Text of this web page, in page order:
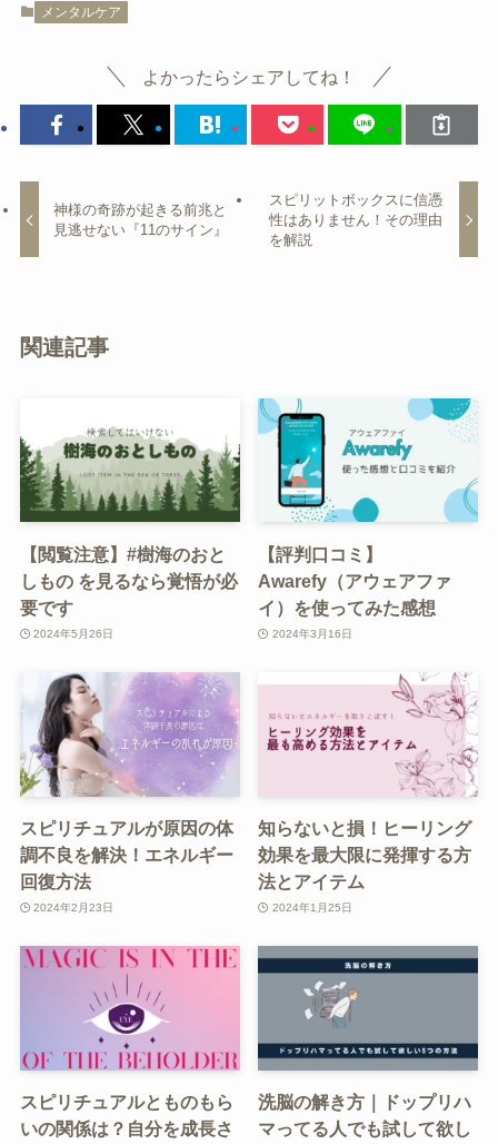
メンタルケア
よかったらシェアしてね！
神様の奇跡が起きる前兆と
見逃せない『11のサイン』
スピリットボックスに信憑
性はありません！その理由
を解説
関連記事
【閲覧注意】#樹海のおと
しもの を見るなら覚悟が必
要です
2024年5月26日
【評判口コミ】
Awarefy（アウェアファ
イ）を使ってみた感想
2024年3月16日
スピリチュアルが原因の体
調不良を解決！エネルギー
回復方法
2024年2月23日
知らないと損！ヒーリング
効果を最大限に発揮する方
法とアイテム
2024年1月25日
スピリチュアルとものもら
いの関係は？自分を成長さ
洗脳の解き方｜ドップリハ
マってる人でも試して欲し